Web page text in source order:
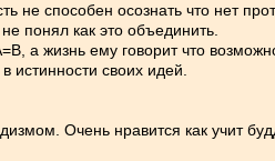
не способен осознать что нет
понял как это объединить.
а жизнь ему говорит что
истинности своих идей.
Очень нравится как учит